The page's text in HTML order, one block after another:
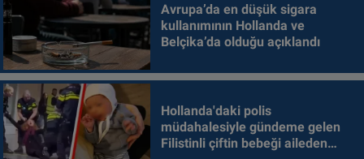
Avrupa’da en düşük sigara
kullanımının Hollanda ve
Belçika’da olduğu açıklandı
Hollanda'daki polis
müdahalesiyle gündeme gelen
Filistinli çiftin bebeği aileden